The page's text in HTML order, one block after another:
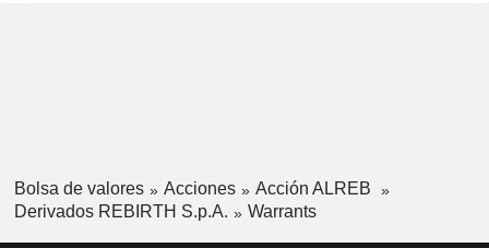
Bolsa de valores Acciones
Acción ALREB
Derivados REBIRTH S.p.A.
Warrants